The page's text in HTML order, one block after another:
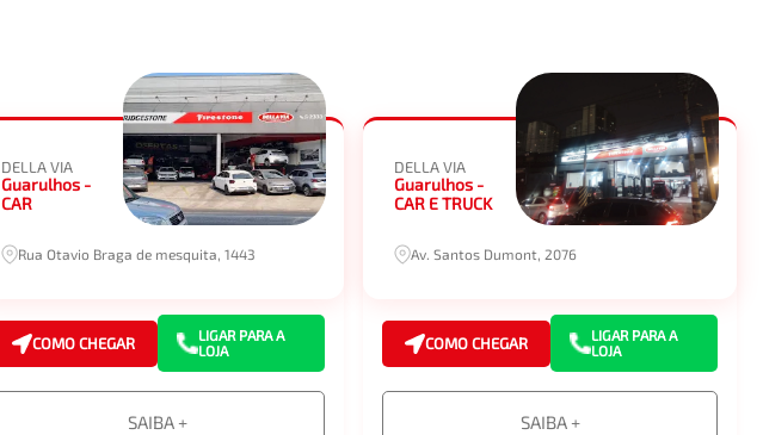
DELLA VIA
Guarulhos -
CAR
Rua Otavio Braga de mesquita, 1443
COMO CHEGAR
LIGAR PARA A
LOJA
SAIBA +
DELLA VIA
Guarulhos -
CAR E TRUCK
Av. Santos Dumont, 2076
COMO CHEGAR
LIGAR PARA A
LOJA
SAIBA +